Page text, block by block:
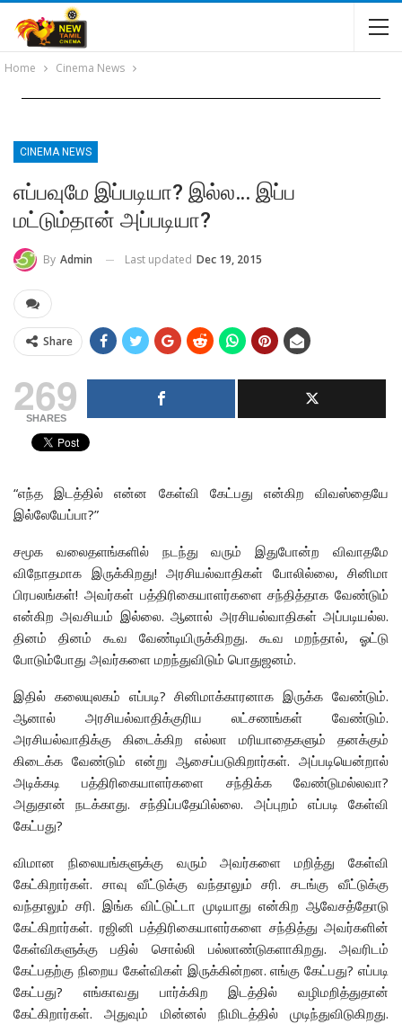
Home Cinema News
CINEMA NEWS
எப்பவுமே இப்படியா? இல்ல… இப்ப
மட்டும்தான் அப்படியா?
By Admin Last updated Dec 19, 2015
Share
269
SHARES
“எந்த இடத்தில் என்ன கேள்வி கேட்பது என்கிற விவஸ்தையே
இல்லேயேப்பா?”
சமூக வலைதளங்களில் நடந்து வரும் இதுபோன்ற விவாதமே
விநோதமாக இருக்கிறது! அரசியல்வாதிகள் போலில்லை, சினிமா
பிரபலங்கள்! அவர்கள் பத்திரிகையாளர்களை சந்தித்தாக வேண்டும்
என்கிற அவசியம் இல்லை. ஆனால் அரசியல்வாதிகள் அப்படியல்ல.
தினம் தினம் கூவ வேண்டியிருக்கிறது. கூவ மறந்தால், ஓட்டு
போடும்போது அவர்களை மறந்துவிடும் பொதுஜனம்.
இதில் கலையுலகம் எப்படி? சினிமாக்காரனாக இருக்க வேண்டும்.
ஆனால் அரசியல்வாதிக்குரிய லட்சணங்கள் வேண்டும்.
அரசியல்வாதிக்கு கிடைக்கிற எல்லா மரியாதைகளும் தனக்கும்
கிடைக்க வேண்டும் என்று ஆசைப்படுகிறார்கள். அப்படியென்றால்
அடிக்கடி பத்திரிகையாளர்களை சந்திக்க வேண்டுமல்லவா?
அதுதான் நடக்காது. சந்திப்பதேயில்லை. அப்புறம் எப்படி கேள்வி
கேட்பது?
விமான நிலையங்களுக்கு வரும் அவர்களை மறித்து கேள்வி
கேட்கிறார்கள். சாவு வீட்டுக்கு வந்தாலும் சரி. சடங்கு வீட்டுக்கு
வந்தாலும் சரி. இங்க விட்டுட்டா முடியாது என்கிற ஆவேசத்தோடு
கேட்கிறார்கள். ரஜினி பத்திரிகையாளர்களை சந்தித்து அவர்களின்
கேள்விகளுக்கு பதில் சொல்லி பல்லாண்டுகளாகிறது. அவரிடம்
கேட்பதற்கு நிறைய கேள்விகள் இருக்கின்றன. எங்கு கேட்பது? எப்படி
கேட்பது? எங்காவது பார்க்கிற இடத்தில் வழிமறித்துதான்
கேட்கிறார்கள். அதுவும் மின்னல் நிமிடத்தில் முடிந்துவிடுகிறது.